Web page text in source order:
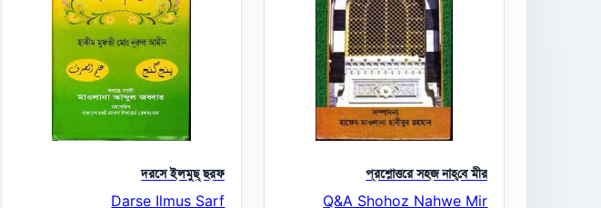
প্রশ্নোত্তরে সহজ নাহ্‌বে মীর
Q&A Shohoz Nahwe Mir
দরসে ইলমুছ্‌ ছরফ
Darse Ilmus Sarf